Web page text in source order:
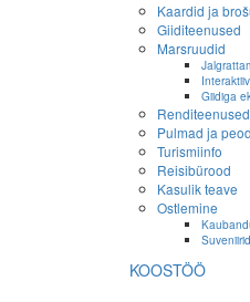
Kaardid ja
Giiditeenused
Marsruudid
Giidiga
Renditeenused
Pulmad ja peod
Turismiinfo
Reisibürood
Kasulik teave
Ostlemine
KOOSTÖÖ